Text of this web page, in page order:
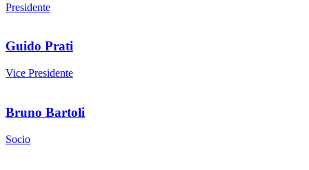
Presidente
Guido Prati
Vice Presidente
Bruno Bartoli
Socio